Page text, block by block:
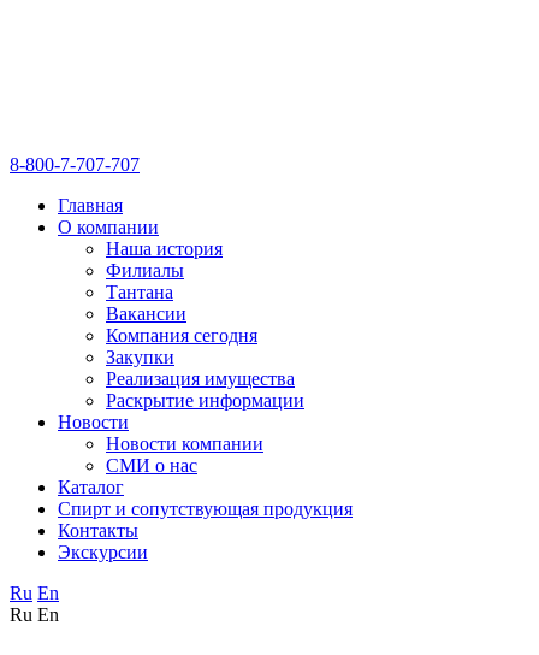
8-800-7-707-707
Главная
О компании
Наша история
Филиалы
Тантана
Вакансии
Компания сегодня
Закупки
Реализация имущества
Раскрытие информации
Новости
Новости компании
СМИ о нас
Каталог
Спирт и сопутствующая продукция
Контакты
Экскурсии
Ru En
Ru En